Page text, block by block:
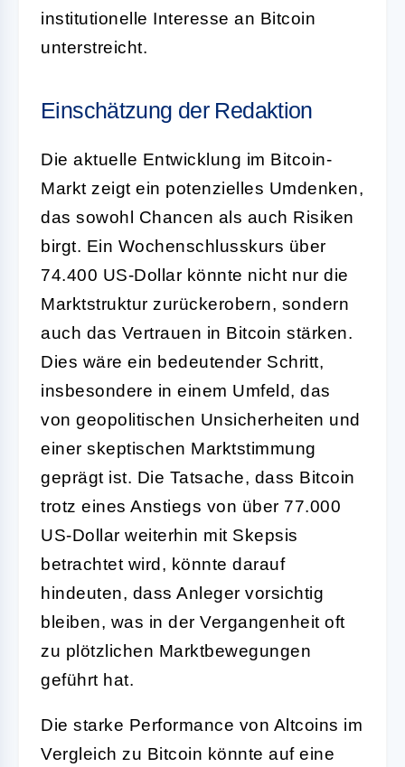
institutionelle Interesse an Bitcoin
unterstreicht.
Einschätzung der Redaktion
Die aktuelle Entwicklung im Bitcoin-
Markt zeigt ein potenzielles Umdenken,
das sowohl Chancen als auch Risiken
birgt. Ein Wochenschlusskurs über
74.400 US-Dollar könnte nicht nur die
Marktstruktur zurückerobern, sondern
auch das Vertrauen in Bitcoin stärken.
Dies wäre ein bedeutender Schritt,
insbesondere in einem Umfeld, das
von geopolitischen Unsicherheiten und
einer skeptischen Marktstimmung
geprägt ist. Die Tatsache, dass Bitcoin
trotz eines Anstiegs von über 77.000
US-Dollar weiterhin mit Skepsis
betrachtet wird, könnte darauf
hindeuten, dass Anleger vorsichtig
bleiben, was in der Vergangenheit oft
zu plötzlichen Marktbewegungen
geführt hat.
Die starke Performance von Altcoins im
Vergleich zu Bitcoin könnte auf eine